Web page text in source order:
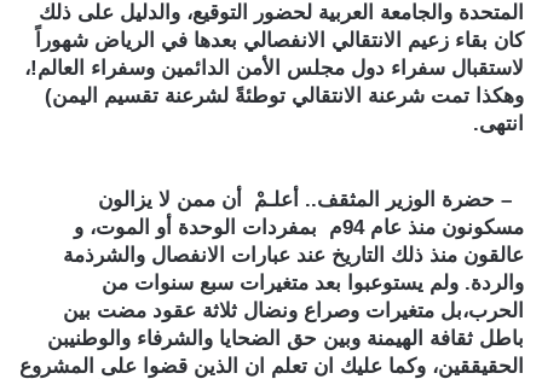
المتحدة والجامعة العربية لحضور التوقيع، والدليل على ذلك
كان بقاء زعيم الانتقالي الانفصالي بعدها في الرياض شهوراً
لاستقبال سفراء دول مجلس الأمن الدائمين وسفراء العالم!،
وهكذا تمت شرعنة الانتقالي توطئةً لشرعنة تقسيم اليمن)
انتهى.
– حضرة الوزير المثقف.. أعلـمْ أن ممن لا يزالون
مسكونون منذ عام 94م بمفردات الوحدة أو الموت، و
عالقون منذ ذلك التاريخ عند عبارات الانفصال والشرذمة
والردة. ولم يستوعبوا بعد متغيرات سبع سنوات من
الحرب،بل متغيرات وصراع ونضال ثلاثة عقود مضت بين
باطل ثقافة الهيمنة وبين حق الضحايا والشرفاء والوطنيبن
الحقيققين، وكما عليك ان تعلم ان الذين قضوا على المشروع